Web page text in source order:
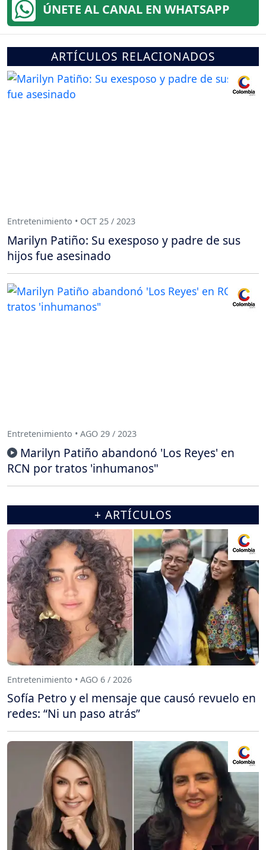
ÚNETE AL CANAL EN WHATSAPP
ARTÍCULOS RELACIONADOS
Entretenimiento • OCT 25 / 2023
Marilyn Patiño: Su exesposo y padre de sus
hijos fue asesinado
Entretenimiento • AGO 29 / 2023
Marilyn Patiño abandonó 'Los Reyes' en
RCN por tratos 'inhumanos"
+ ARTÍCULOS
Entretenimiento • AGO 6 / 2026
Sofía Petro y el mensaje que causó revuelo en
redes: “Ni un paso atrás”